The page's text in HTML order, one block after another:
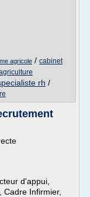
agricole / cabinet
rh /
d'appui,
Cadre Infirmier,